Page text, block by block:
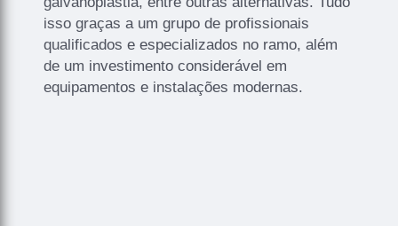
isso graças a um grupo de profissionais
qualificados e especializados no ramo, além
de um investimento considerável em
equipamentos e instalações modernas.